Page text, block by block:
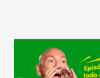
confraternizações
Salário para um